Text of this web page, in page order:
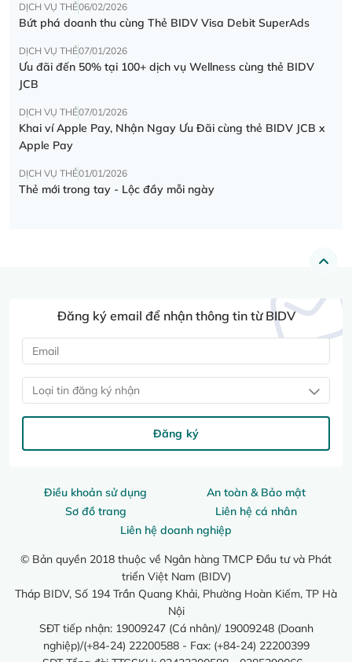
DỊCH VỤ THẺ06/02/2026
Bứt phá doanh thu cùng Thẻ BIDV Visa Debit SuperAds
DỊCH VỤ THẺ07/01/2026
Ưu đãi đến 50% tại 100+ dịch vụ Wellness cùng thẻ BIDV
JCB
DỊCH VỤ THẺ07/01/2026
Khai ví Apple Pay, Nhận Ngay Ưu Đãi cùng thẻ BIDV JCB x
Apple Pay
DỊCH VỤ THẺ01/01/2026
Thẻ mới trong tay - Lộc đầy mỗi ngày
Điều khoản sử dụng
An toàn & Bảo mật
Sơ đồ trang
Liên hệ cá nhân
Liên hệ doanh nghiệp
© Bản quyền 2018 thuộc về Ngân hàng TMCP Đầu tư và Phát
triển Việt Nam (BIDV)
Tháp BIDV, Số 194 Trần Quang Khải, Phường Hoàn Kiếm, TP Hà
Nội
SĐT tiếp nhận: 19009247 (Cá nhân)/ 19009248 (Doanh
nghiệp)/(+84-24) 22200588 - Fax: (+84-24) 22200399
Đăng ký email để nhận thông tin từ BIDV
Loại tin đăng ký nhận
Đăng ký